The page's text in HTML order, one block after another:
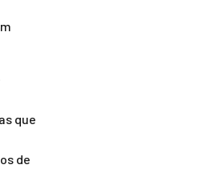
que
de